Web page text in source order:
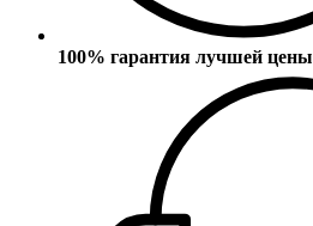
100% гарантия лучшей цены